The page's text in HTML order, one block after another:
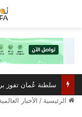
الرئيسية / الأخبار